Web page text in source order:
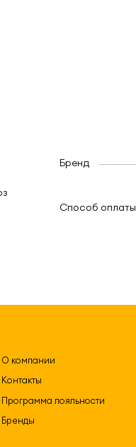
Бренд
Способ оплаты
О компании
Контакты
Программа лояльности
Бренды